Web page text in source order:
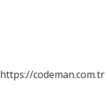
https://codeman.com.tr